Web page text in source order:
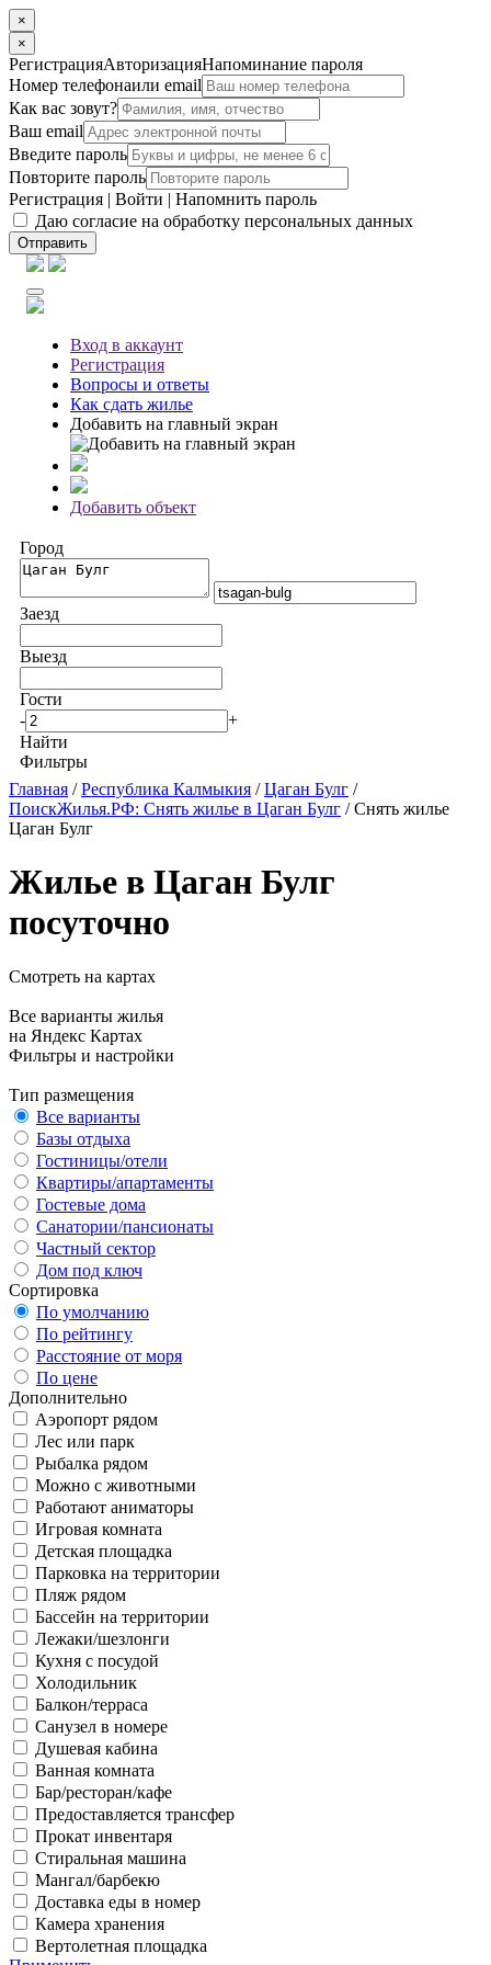
×
×
РегистрацияАвторизацияНапоминание пароля
Номер телефонаили email
Как вас зовут?
Ваш email
Введите пароль
Повторите пароль
Регистрация | Войти | Напомнить пароль
Даю согласие на обработку персональных данных
Отправить
Вход в аккаунт
Регистрация
Вопросы и ответы
Как сдать жилье
Добавить на главный экран
Добавить объект
Город
Заезд
Выезд
Гости
-
+
Найти
Фильтры
Главная /Республика Калмыкия /Цаган Булг /
ПоискЖилья.РФ: Снять жилье в Цаган Булг / Снять жилье
Цаган Булг
Жилье в Цаган Булг
посуточно
Смотреть на картах
Все варианты жилья
на Яндекс Картах
Фильтры и настройки
Тип размещения
Все варианты
Базы отдыха
Гостиницы/отели
Квартиры/апартаменты
Гостевые дома
Санатории/пансионаты
Частный сектор
Дом под ключ
Сортировка
По умолчанию
По рейтингу
Расстояние от моря
По цене
Дополнительно
Аэропорт рядом
Лес или парк
Рыбалка рядом
Можно с животными
Работают аниматоры
Игровая комната
Детская площадка
Парковка на территории
Пляж рядом
Бассейн на территории
Лежаки/шезлонги
Кухня с посудой
Холодильник
Балкон/терраса
Санузел в номере
Душевая кабина
Ванная комната
Бар/ресторан/кафе
Предоставляется трансфер
Прокат инвентаря
Стиральная машина
Мангал/барбекю
Доставка еды в номер
Камера хранения
Вертолетная площадка